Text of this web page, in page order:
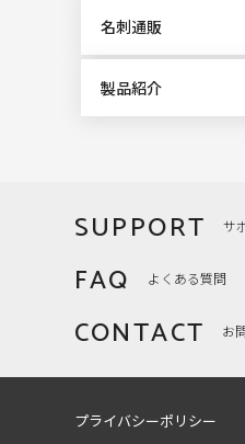
名刺通販
製品紹介
SUPPORT サ
FAQ よくある質問
CONTACT お
プライバシーポリシー